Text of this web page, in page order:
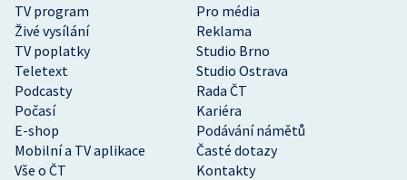
TV program
Pro média
Živé vysílání
Reklama
TV poplatky
Studio Brno
Teletext
Studio Ostrava
Podcasty
Rada ČT
Počasí
Kariéra
E-shop
Podávání námětů
Mobilní a TV aplikace
Časté dotazy
Vše o ČT
Kontakty